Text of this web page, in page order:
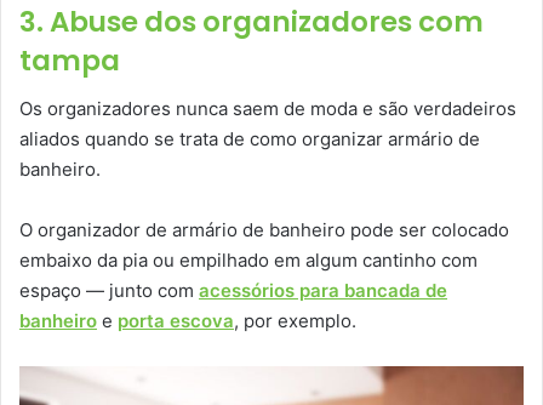
3. Abuse dos organizadores com
tampa
Os organizadores nunca saem de moda e são verdadeiros
aliados quando se trata de como organizar armário de
banheiro.
O organizador de armário de banheiro pode ser colocado
embaixo da pia ou empilhado em algum cantinho com
espaço — junto com acessórios para bancada de
banheiro e porta escova, por exemplo.